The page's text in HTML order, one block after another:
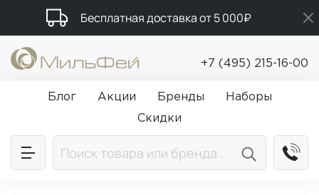
Бесплатная доставка от 5 000₽
Промокод ПРИВЕТ
Подарки в каждый заказ от 5 000₽
+7 (495) 215-16-00
Блог Акции Бренды
Наборы
Скидки